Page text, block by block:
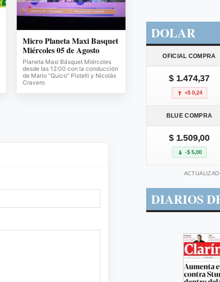
Micro Planeta Maxi Basquet
Miércoles 05 de Agosto
Planeta Maxi Básquet Miércoles
desde las 12:00 con la conducción
de Mario "Quico" Pistelli y Nicolás
Cravero
DOLAR
OFICIAL COMPRA
$ 1.474,37
+$ 0,24
BLUE COMPRA
$ 1.509,00
-$ 5,00
DIARIOS